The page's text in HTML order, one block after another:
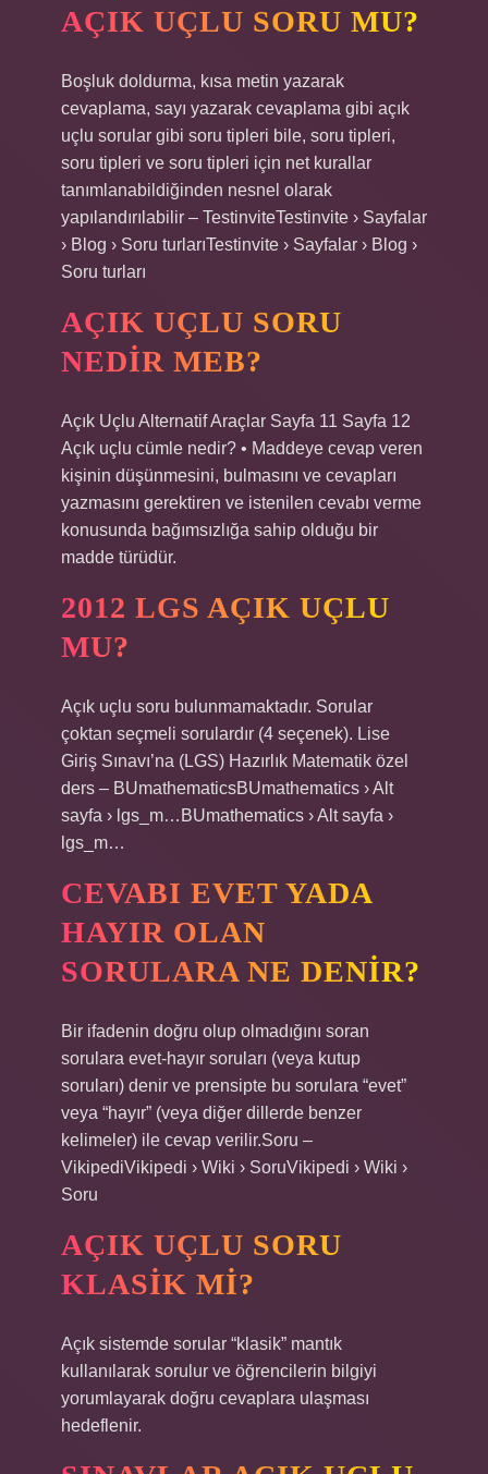
AÇIK UÇLU SORU MU?
Boşluk doldurma, kısa metin yazarak
cevaplama, sayı yazarak cevaplama gibi açık
uçlu sorular gibi soru tipleri bile, soru tipleri,
soru tipleri ve soru tipleri için net kurallar
tanımlanabildiğinden nesnel olarak
yapılandırılabilir – TestinviteTestinvite › Sayfalar
› Blog › Soru turlarıTestinvite › Sayfalar › Blog ›
Soru turları
AÇIK UÇLU SORU
NEDIR MEB?
Açık Uçlu Alternatif Araçlar Sayfa 11 Sayfa 12
Açık uçlu cümle nedir? • Maddeye cevap veren
kişinin düşünmesini, bulmasını ve cevapları
yazmasını gerektiren ve istenilen cevabı verme
konusunda bağımsızlığa sahip olduğu bir
madde türüdür.
2012 LGS AÇIK UÇLU
MU?
Açık uçlu soru bulunmamaktadır. Sorular
çoktan seçmeli sorulardır (4 seçenek). Lise
Giriş Sınavı’na (LGS) Hazırlık Matematik özel
ders – BUmathematicsBUmathematics › Alt
sayfa › lgs_m…BUmathematics › Alt sayfa ›
lgs_m…
CEVABI EVET YADA
HAYIR OLAN
SORULARA NE DENIR?
Bir ifadenin doğru olup olmadığını soran
sorulara evet-hayır soruları (veya kutup
soruları) denir ve prensipte bu sorulara “evet”
veya “hayır” (veya diğer dillerde benzer
kelimeler) ile cevap verilir.Soru –
VikipediVikipedi › Wiki › SoruVikipedi › Wiki ›
Soru
AÇIK UÇLU SORU
KLASIK MI?
Açık sistemde sorular “klasik” mantık
kullanılarak sorulur ve öğrencilerin bilgiyi
yorumlayarak doğru cevaplara ulaşması
hedeflenir.